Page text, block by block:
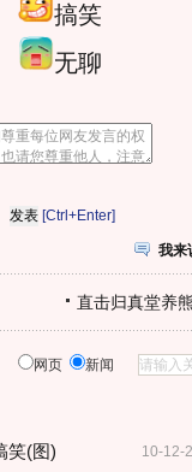
搞笑
无聊
[Ctrl+Enter]
我来
直击归真堂养
网页 新闻
10-12-
笑(图)